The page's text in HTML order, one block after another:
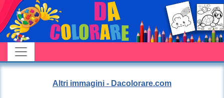
Altri immagini - Dacolorare.com